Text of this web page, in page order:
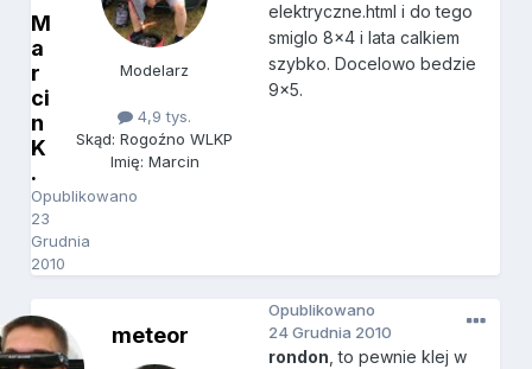
M
a
r
ci
n
K
.
Opublikowano
23
Grudnia
2010
Modelarz
4,9 tys.
Skąd: Rogoźno WLKP
Imię: Marcin
elektryczne.html i do tego
smiglo 8x4 i lata calkiem
szybko. Docelowo bedzie
9x5.
meteor
Opublikowano
24 Grudnia 2010
rondon , to pewnie klej w